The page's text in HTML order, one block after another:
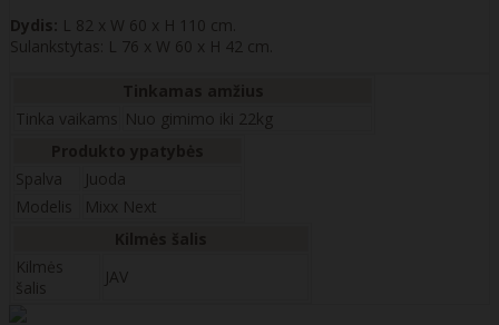
Dydis: L 82 x W 60 x H 110 cm.
Sulankstytas: L 76 x W 60 x H 42 cm.
Tinka vaikams Nuo gimimo iki 22kg
Spalva
Juoda
Modelis
Mixx Next
Kilmės
šalis
JAV